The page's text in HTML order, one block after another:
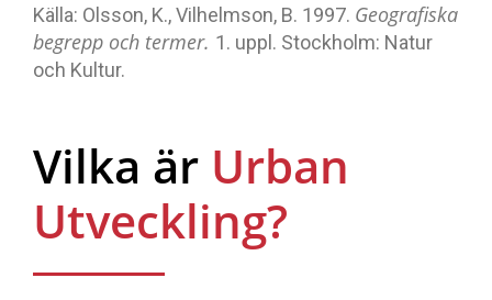
Källa: Olsson, K., Vilhelmson, B. 1997. Geografiska
begrepp och termer. 1. uppl. Stockholm: Natur
och Kultur.
Vilka är Urban
Utveckling?